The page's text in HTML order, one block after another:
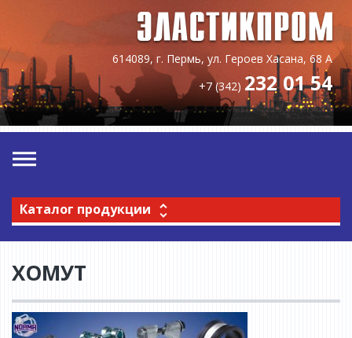
614089, г. Пермь, ул. Героев Хасана, 68 А
+7 (342) 232 01 54
Каталог продукции
ХОМУТ